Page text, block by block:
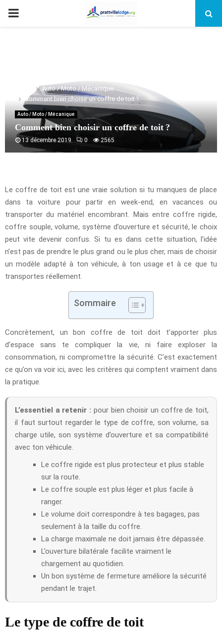
PRIMARY
Auto / Moto / Mécanique
Comment bien choisir un coffre de toit ?
Auto / Moto / Mécanique
Comment bien choisir un coffre de toit ?
13 décembre 2019 0 2565
Le coffre de toit est une vraie solution si tu manques de place
dans ta voiture pour partir en week-end, en vacances ou
transporter du matériel encombrant. Mais entre coffre rigide,
coffre souple, volume, système d’ouverture et sécurité, le choix
peut vite devenir confus. Si tu es dans cette situation, l’idée
n’est pas de prendre le plus grand ou le plus cher, mais de choisir
un modèle adapté à ton véhicule, à ton usage et à ce que tu
transportes réellement.
Sommaire
Concrètement, un bon coffre de toit doit t’apporter plus
d’espace sans te compliquer la vie, ni faire exploser la
consommation, ni compromettre la sécurité. C’est exactement
ce qu’on va voir ici, avec les critères qui comptent vraiment dans
la pratique.
L’essentiel a retenir : pour bien choisir un coffre de toit,
il faut surtout regarder le type de coffre, son volume, sa
charge utile, son système d’ouverture et sa compatibilité
avec ton véhicule.
Le coffre rigide est plus protecteur et plus stable
sur la route.
Le coffre souple est plus léger et plus facile à
ranger.
Le volume doit correspondre à tes bagages, pas
seulement à la taille du coffre.
La charge maximale ne doit jamais être dépassée.
L’ouverture bilatérale facilite vraiment le
chargement au quotidien.
Un bon système de fermeture améliore la sécurité
pendant le trajet.
Le type de coffre de toit